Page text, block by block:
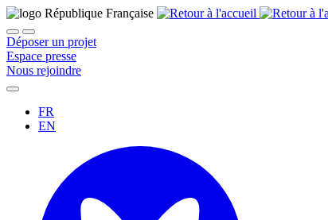
Déposer un projet
Espace presse
Nous rejoindre
FR
EN